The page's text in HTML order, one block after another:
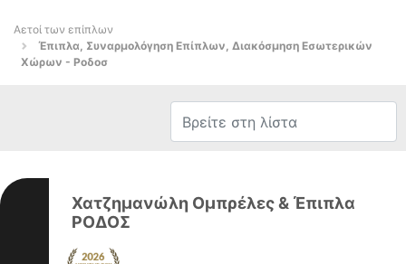
Αετοί των επίπλων
Έπιπλα, Συναρμολόγηση Επίπλων, Διακόσμηση Εσωτερικών
Χώρων - Ροδοσ
Χατζημανώλη Ομπρέλες & Έπιπλα
ΡΟΔΟΣ